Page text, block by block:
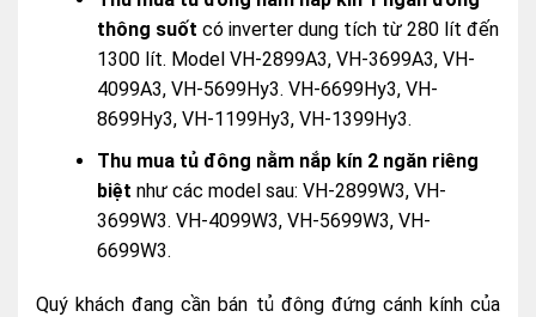
thông suốt có inverter dung tích từ 280 lít đến
1300 lít. Model VH-2899A3, VH-3699A3, VH-
4099A3, VH-5699Hy3. VH-6699Hy3, VH-
8699Hy3, VH-1199Hy3, VH-1399Hy3.
Thu mua tủ đông nằm nắp kín 2 ngăn riêng
biệt như các model sau: VH-2899W3, VH-
3699W3. VH-4099W3, VH-5699W3, VH-
6699W3.
Quý khách đang cần bán tủ đông đứng cánh kính của